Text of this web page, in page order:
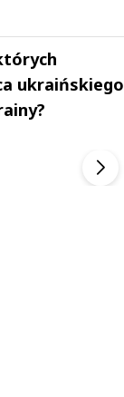
ukraińskiego